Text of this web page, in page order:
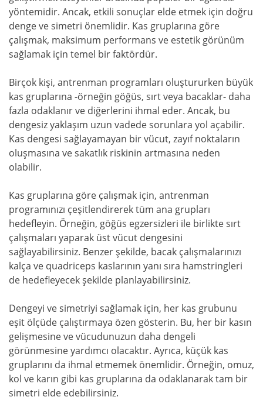
yöntemidir. Ancak, etkili sonuçlar elde etmek için doğru
denge ve simetri önemlidir. Kas gruplarına göre
çalışmak, maksimum performans ve estetik görünüm
sağlamak için temel bir faktördür.
Birçok kişi, antrenman programları oluştururken büyük
kas gruplarına -örneğin göğüs, sırt veya bacaklar- daha
fazla odaklanır ve diğerlerini ihmal eder. Ancak, bu
dengesiz yaklaşım uzun vadede sorunlara yol açabilir.
Kas dengesi sağlayamayan bir vücut, zayıf noktaların
oluşmasına ve sakatlık riskinin artmasına neden
olabilir.
Kas gruplarına göre çalışmak için, antrenman
programınızı çeşitlendirerek tüm ana grupları
hedefleyin. Örneğin, göğüs egzersizleri ile birlikte sırt
çalışmaları yaparak üst vücut dengesini
sağlayabilirsiniz. Benzer şekilde, bacak çalışmalarınızı
kalça ve quadriceps kaslarının yanı sıra hamstringleri
de hedefleyecek şekilde planlayabilirsiniz.
Dengeyi ve simetriyi sağlamak için, her kas grubunu
eşit ölçüde çalıştırmaya özen gösterin. Bu, her bir kasın
gelişmesine ve vücudunuzun daha dengeli
görünmesine yardımcı olacaktır. Ayrıca, küçük kas
gruplarını da ihmal etmemek önemlidir. Örneğin, omuz,
kol ve karın gibi kas gruplarına da odaklanarak tam bir
simetri elde edebilirsiniz.